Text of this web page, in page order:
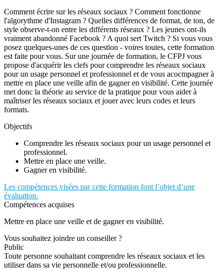
Comment écrire sur les réseaux sociaux ? Comment fonctionne
l'algorythme d'Instagram ? Quelles différences de format, de ton, de
style observe-t-on entre les différents réseaux ? Les jeunes ont-ils
vraiment abandonné Facebook ? A quoi sert Twitch ? Si vous vous
posez quelques-unes de ces question - voires toutes, cette formation
est faite pour vous. Sur une journée de formation, le CFPJ vous
propose d'acquérir les clefs pour comprendre les réseaux sociaux
pour un usage personnel et professionnel et de vous acocmpagner à
mettre en place une veille afin de gagner en visibilité. Cette journée
met donc la théorie au service de la pratique pour vous aider à
maîtriser les réseaux sociaux et jouer avec leurs codes et leurs
formats.
Objectifs
Comprendre les réseaux sociaux pour un usage personnel et
professionnel.
Mettre en place une veille.
Gagner en visibilité.
Les compétences visées par cette formation font l’objet d’une
évaluation.
Compétences acquises
Mettre en place une veille et de gagner en visibilité.
Vous souhaitez joindre un conseiller ?
Public
Toute personne souhaitant comprendre les réseaux sociaux et les
utiliser dans sa vie personnelle et/ou professionnelle.